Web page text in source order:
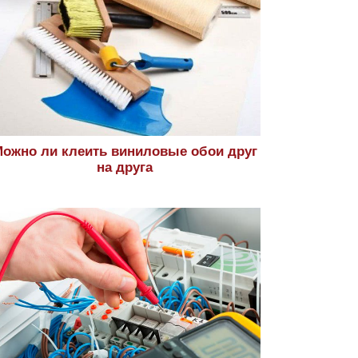
ли клеить виниловые обои друг
на друга